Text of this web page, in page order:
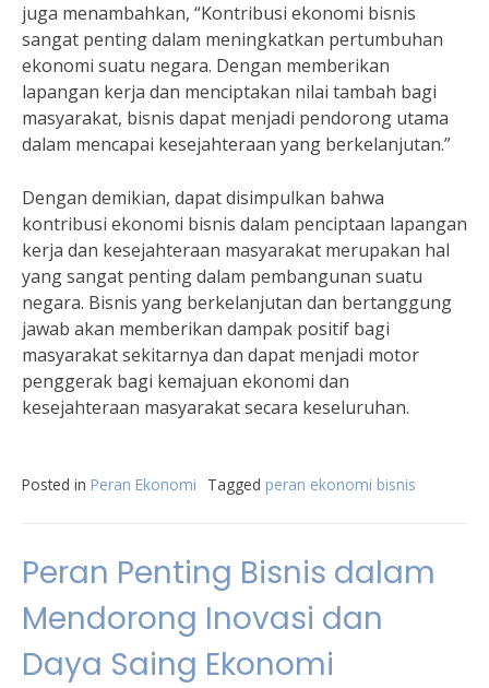
juga menambahkan, “Kontribusi ekonomi bisnis
sangat penting dalam meningkatkan pertumbuhan
ekonomi suatu negara. Dengan memberikan
lapangan kerja dan menciptakan nilai tambah bagi
masyarakat, bisnis dapat menjadi pendorong utama
dalam mencapai kesejahteraan yang berkelanjutan.”
Dengan demikian, dapat disimpulkan bahwa
kontribusi ekonomi bisnis dalam penciptaan lapangan
kerja dan kesejahteraan masyarakat merupakan hal
yang sangat penting dalam pembangunan suatu
negara. Bisnis yang berkelanjutan dan bertanggung
jawab akan memberikan dampak positif bagi
masyarakat sekitarnya dan dapat menjadi motor
penggerak bagi kemajuan ekonomi dan
kesejahteraan masyarakat secara keseluruhan.
Posted in Peran Ekonomi Tagged peran ekonomi bisnis
Peran Penting Bisnis dalam
Mendorong Inovasi dan
Daya Saing Ekonomi